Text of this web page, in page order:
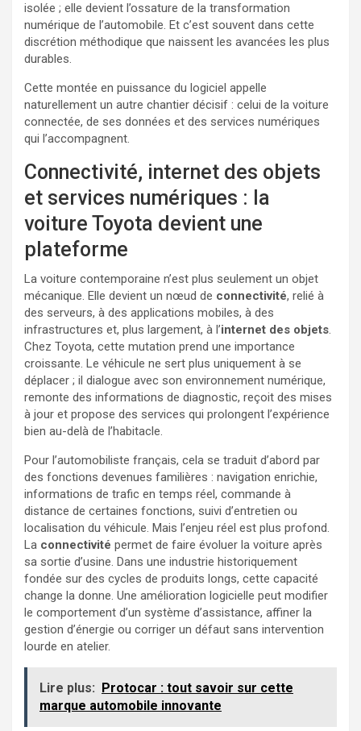
isolée ; elle devient l’ossature de la transformation
numérique de l’automobile. Et c’est souvent dans cette
discrétion méthodique que naissent les avancées les plus
durables.
Cette montée en puissance du logiciel appelle
naturellement un autre chantier décisif : celui de la voiture
connectée, de ses données et des services numériques
qui l’accompagnent.
Connectivité, internet des objets
et services numériques : la
voiture Toyota devient une
plateforme
La voiture contemporaine n’est plus seulement un objet
mécanique. Elle devient un nœud de connectivité, relié à
des serveurs, à des applications mobiles, à des
infrastructures et, plus largement, à l’internet des objets.
Chez Toyota, cette mutation prend une importance
croissante. Le véhicule ne sert plus uniquement à se
déplacer ; il dialogue avec son environnement numérique,
remonte des informations de diagnostic, reçoit des mises
à jour et propose des services qui prolongent l’expérience
bien au-delà de l’habitacle.
Pour l’automobiliste français, cela se traduit d’abord par
des fonctions devenues familières : navigation enrichie,
informations de trafic en temps réel, commande à
distance de certaines fonctions, suivi d’entretien ou
localisation du véhicule. Mais l’enjeu réel est plus profond.
La connectivité permet de faire évoluer la voiture après
sa sortie d’usine. Dans une industrie historiquement
fondée sur des cycles de produits longs, cette capacité
change la donne. Une amélioration logicielle peut modifier
le comportement d’un système d’assistance, affiner la
gestion d’énergie ou corriger un défaut sans intervention
lourde en atelier.
Lire plus: Protocar : tout savoir sur cette
marque automobile innovante